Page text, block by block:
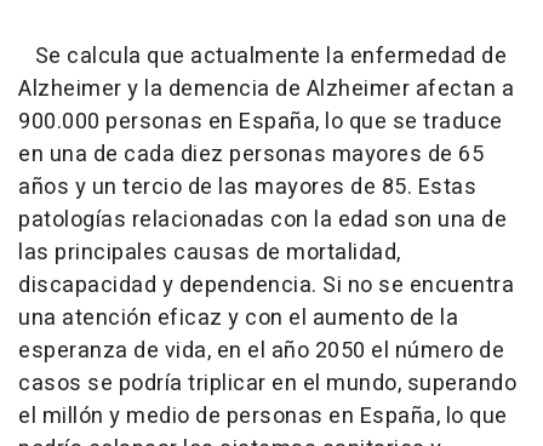
Se calcula que actualmente la enfermedad de
Alzheimer y la demencia de Alzheimer afectan a
900.000 personas en España, lo que se traduce
en una de cada diez personas mayores de 65
años y un tercio de las mayores de 85. Estas
patologías relacionadas con la edad son una de
las principales causas de mortalidad,
discapacidad y dependencia. Si no se encuentra
una atención eficaz y con el aumento de la
esperanza de vida, en el año 2050 el número de
casos se podría triplicar en el mundo, superando
el millón y medio de personas en España, lo que